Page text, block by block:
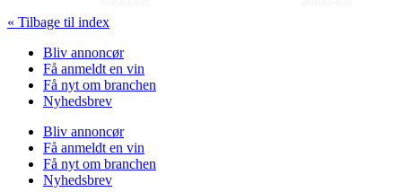
« Tilbage til index
Bliv annoncør
Få anmeldt en vin
Få nyt om branchen
Nyhedsbrev
Bliv annoncør
Få anmeldt en vin
Få nyt om branchen
Nyhedsbrev